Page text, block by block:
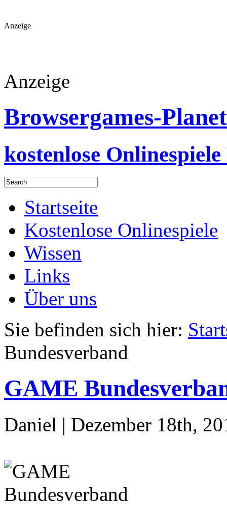
Anzeige
Anzeige
Browsergames-Planet
kostenlose
Startseite
Kostenlose Onlinespiele
Wissen
Links
Über uns
Sie befinden sich hier:
Bundesverband
GAME
Daniel | Dezember 18th,